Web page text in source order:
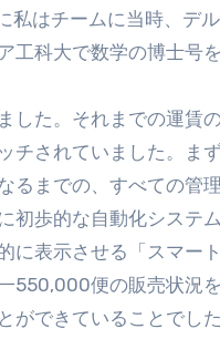
私はチームに当時、デ
工科大で数学の博士号
した。それまでの運賃
チされていました。ま
るまでの、すべての
初歩的な自動化システ
に表示させる「スマー
550,000便の販売状況
ができていることでし